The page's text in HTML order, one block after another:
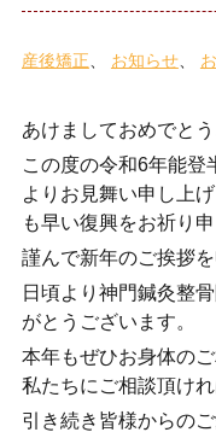
産後矯正 お知らせ
あけましておめでとう
この度の令和6年能登
よりお見舞い申し上
も早い復興をお祈り申
謹んで新年のご挨拶を
日頃より神門鍼灸整
がとうございます。
本年もぜひお身体の
私たちにご相談頂けれ
引き続き皆様からの